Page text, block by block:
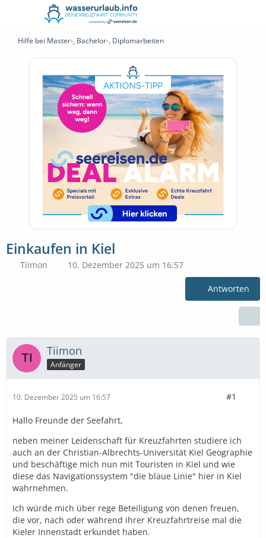
Hilfe bei Master-, Bachelor-, Diplomarbeiten
Einkaufen in Kiel
Tiimon 10. Dezember 2025 um 16:57
Antworten
Tiimon
Anfänger
10. Dezember 2025 um 16:57 #1
Hallo Freunde der Seefahrt,
neben meiner Leidenschaft für Kreuzfahrten studiere ich
auch an der Christian-Albrechts-Universität Kiel Geographie
und beschäftige mich nun mit Touristen in Kiel und wie
diese das Navigationssystem "die blaue Linie" hier in Kiel
wahrnehmen.
Ich würde mich über rege Beteiligung von denen freuen,
die vor, nach oder während ihrer Kreuzfahrtreise mal die
Kieler Innenstadt erkundet haben.